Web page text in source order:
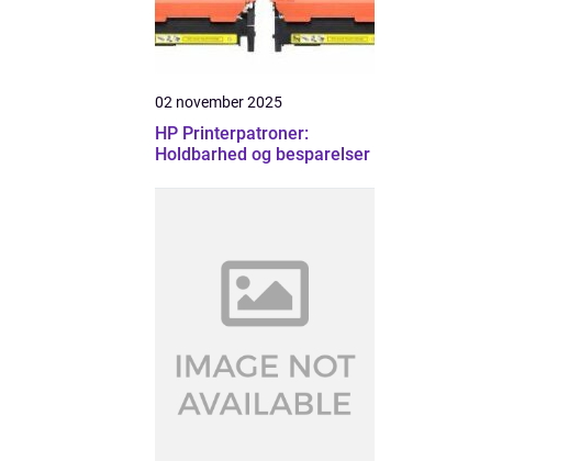
02 november 2025
HP Printerpatroner:
Holdbarhed og besparelser